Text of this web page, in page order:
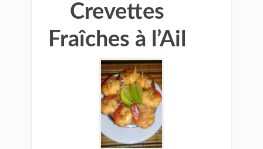
Crevettes
Fraîches à l’Ail